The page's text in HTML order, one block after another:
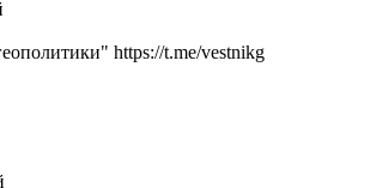
https://t.me/vestnikg